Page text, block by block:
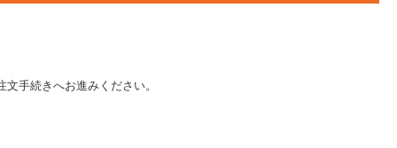
手続きへお進みください。